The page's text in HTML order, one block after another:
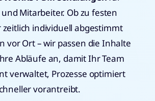
Mitarbeiter. Ob zu festen
individuell abgestimmt
vor Ort – wir passen die Inhalte
Abläufe an, damit Ihr Team
verwaltet, Prozesse optimiert
vorantreibt.